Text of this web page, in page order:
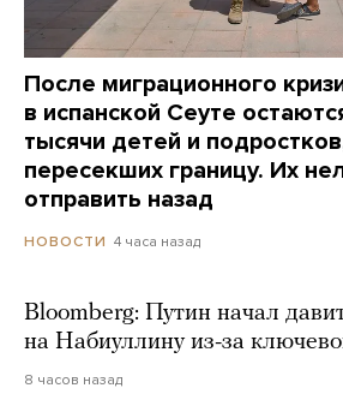
После миграционного
в испанской Сеуте
тысячи детей и
пересекших границу. Их
отправить назад
НОВОСТИ 4 часа назад
Bloomberg: Путин начал
на Набиуллину из-за
8 часов назад